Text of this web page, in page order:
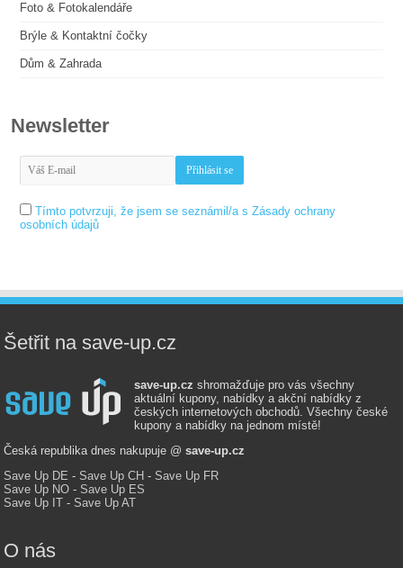
Foto & Fotokalendáře
Brýle & Kontaktní čočky
Dům & Zahrada
Newsletter
Tímto potvrzuji, že jsem se seznámil/a s Zásady ochrany
osobních údajů
Šetřit na save-up.cz
save-up.cz shromažďuje pro vás všechny
aktuální kupony, nabídky a akční nabídky z
českých internetových obchodů. Všechny české
kupony a nabídky na jednom místě!
Česká republika dnes nakupuje @save-up.cz
Save Up DE -Save Up CH -Save Up FR
Save Up NO -Save Up ES
Save Up IT -Save Up AT
O nás